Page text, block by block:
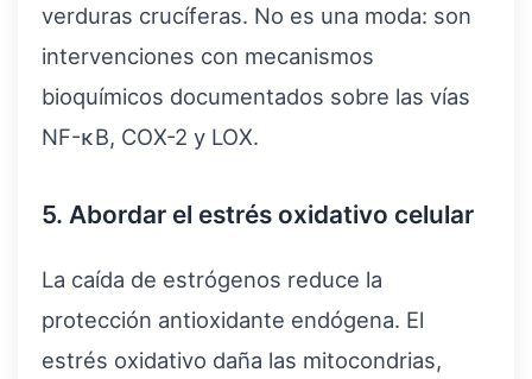
verduras crucíferas. No es una moda: son
intervenciones con mecanismos
bioquímicos documentados sobre las vías
NF-κB, COX-2 y LOX.
5. Abordar el estrés oxidativo celular
La caída de estrógenos reduce la
protección antioxidante endógena. El
estrés oxidativo daña las mitocondrias,